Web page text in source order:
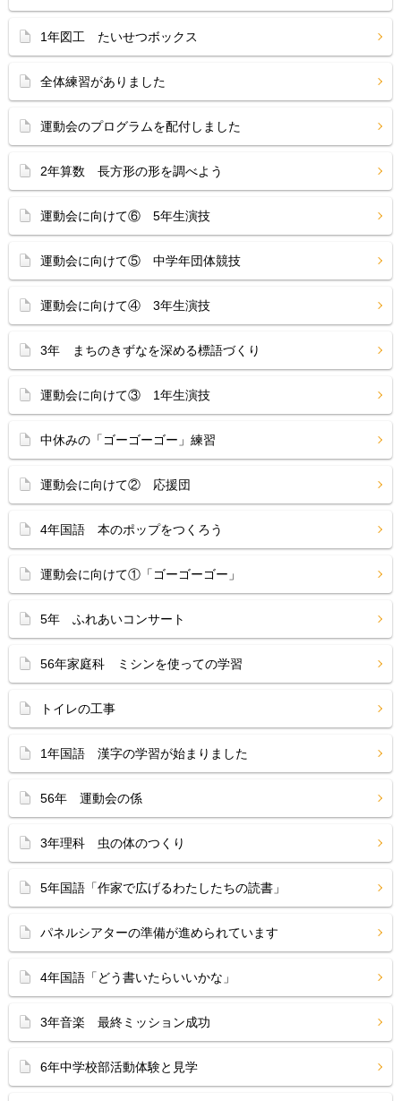
1年図工 たいせつボックス
全体練習がありました
運動会のプログラムを配付しました
2年算数 長方形の形を調べよう
運動会に向けて⑥ 5年生演技
運動会に向けて⑤ 中学年団体競技
運動会に向けて④ 3年生演技
3年 まちのきずなを深める標語づくり
運動会に向けて③ 1年生演技
中休みの「ゴーゴーゴー」練習
運動会に向けて② 応援団
4年国語 本のポップをつくろう
運動会に向けて①「ゴーゴーゴー」
5年 ふれあいコンサート
56年家庭科 ミシンを使っての学習
トイレの工事
1年国語 漢字の学習が始まりました
56年 運動会の係
3年理科 虫の体のつくり
5年国語「作家で広げるわたしたちの読書」
パネルシアターの準備が進められています
4年国語「どう書いたらいいかな」
3年音楽 最終ミッション成功
6年中学校部活動体験と見学